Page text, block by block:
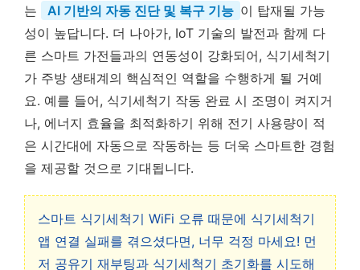
는
AI 기반의 자동 진단 및 복구 기능 이 탑재될 가능
성이 높답니다. 더 나아가, IoT 기술의 발전과 함께 다
른 스마트 가전들과의 연동성이 강화되어, 식기세척기
가 주방 생태계의 핵심적인 역할을 수행하게 될 거예
요. 예를 들어, 식기세척기 작동 완료 시 조명이 켜지거
나, 에너지 효율을 최적화하기 위해 전기 사용량이 적
은 시간대에 자동으로 작동하는 등 더욱 스마트한 경험
을 제공할 것으로 기대됩니다.
스마트 식기세척기 WiFi 오류 때문에 식기세척기
앱 연결 실패를 겪으셨다면, 너무 걱정 마세요! 먼
저 공유기 재부팅과 식기세척기 초기화를 시도해